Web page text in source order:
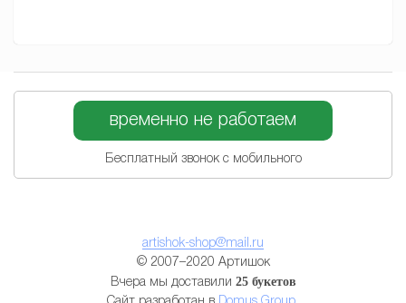
временно не работаем
Бесплатный звонок с мобильного
artishok-shop@mail.ru
© 2007–2020 Артишок
Вчера мы доставили 25 букетов